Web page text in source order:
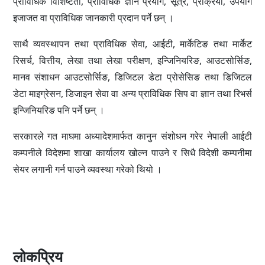
इजाजत वा प्राविधिक जानकारी प्रदान पर्ने छन् ।
साथै व्यवस्थापन तथा प्राविधिक सेवा, आईटी, मार्केटिङ तथा मार्केट
रिसर्च, वित्तीय, लेखा तथा लेखा परीक्षण, इन्जिनियरिङ, आउटसोर्सिङ,
मानव संशाधन आउटसोर्सिङ, डिजिटल डेटा प्रोसेसिङ तथा डिजिटल
डेटा माइग्रेसन, डिजाइन सेवा वा अन्य प्राविधिक सिप वा ज्ञान तथा रिभर्स
इन्जिनियरिङ पनि पर्ने छन् ।
सरकारले गत माघमा अध्यादेशमार्फत कानुन संशोधन गरेर नेपाली आईटी
कम्पनीले विदेशमा शाखा कार्यालय खोल्न पाउने र सिधै विदेशी कम्पनीमा
सेयर लगानी गर्न पाउने व्यवस्था गरेको थियो ।
लोकप्रिय